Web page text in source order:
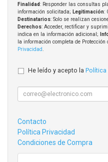
Finalidad: Responder las consultas
información solicitada; Legitimación:
Destinatarios: Solo se realizan
Derechos: Acceder, rectificar y
indica en la información adicional;
la información completa de Protección
Privacidad
He leído y acepto la Política
Contacto
Política Privacidad
Condiciones de Compra